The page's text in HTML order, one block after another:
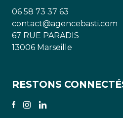
06 58 73 37 63
contact@agencebasti.com
67 RUE PARADIS
13006 Marseille
RESTONS